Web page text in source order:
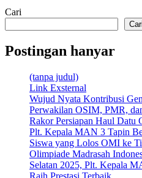
Cari
Cari
Postingan hanyar
(tanpa judul)
Link Exsternal
Wujud Nyata Kontribusi
Perwakilan OSIM, PMR,
Rakor Persiapan Haul Datu
Plt. Kepala MAN 3 Tapin
Siswa yang Lolos OMI ke
Olimpiade Madrasah
Selatan 2025, Plt. Kepala
Raih Prestasi Terbaik